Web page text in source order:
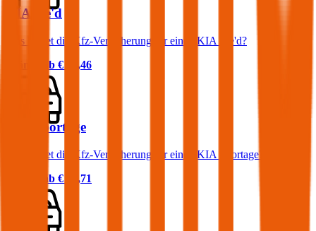
KIA cee'd
Was kostet die Kfz-Versicherung für einen KIA cee'd?
Prämie ab € 46,46
KIA Sportage
Was kostet die Kfz-Versicherung für einen KIA Sportage?
Prämie ab € 64,71